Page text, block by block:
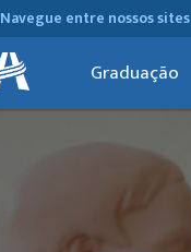
Navegue entre nossos sites
Graduação